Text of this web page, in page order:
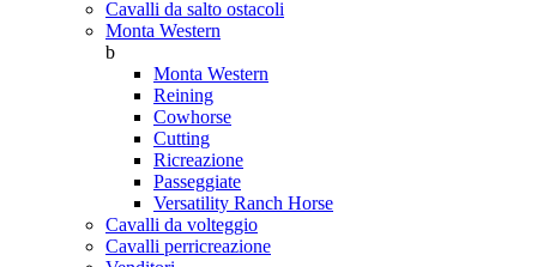
Cavalli da salto ostacoli
Monta Western
b
Monta Western
Reining
Cowhorse
Cutting
Ricreazione
Passeggiate
Versatility Ranch Horse
Cavalli da volteggio
Cavalli perricreazione